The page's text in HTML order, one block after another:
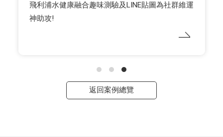
飛利浦水健康融合趣味測驗及LINE貼圖為社群維運
神助攻!
返回案例總覽